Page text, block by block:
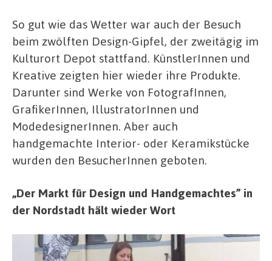
So gut wie das Wetter war auch der Besuch
beim zwölften Design-Gipfel, der zweitägig im
Kulturort Depot stattfand. KünstlerInnen und
Kreative zeigten hier wieder ihre Produkte.
Darunter sind Werke von FotografInnen,
GrafikerInnen, IllustratorInnen und
ModedesignerInnen. Aber auch
handgemachte Interior- oder Keramikstücke
wurden den BesucherInnen geboten.
„Der Markt für Design und Handgemachtes” in
der Nordstadt hält wieder Wort